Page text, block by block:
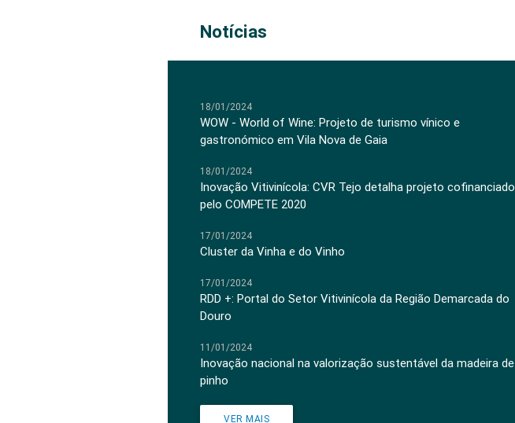
Notícias
18/01/2024
WOW - World of Wine: Projeto de turismo vínico e
gastronómico em Vila Nova de Gaia
18/01/2024
Inovação Vitivinícola: CVR Tejo detalha projeto cofinanciado
pelo COMPETE 2020
17/01/2024
Cluster da Vinha e do Vinho
17/01/2024
RDD +: Portal do Setor Vitivinícola da Região Demarcada do
Douro
11/01/2024
Inovação nacional na valorização sustentável da madeira de
pinho
VER MAIS